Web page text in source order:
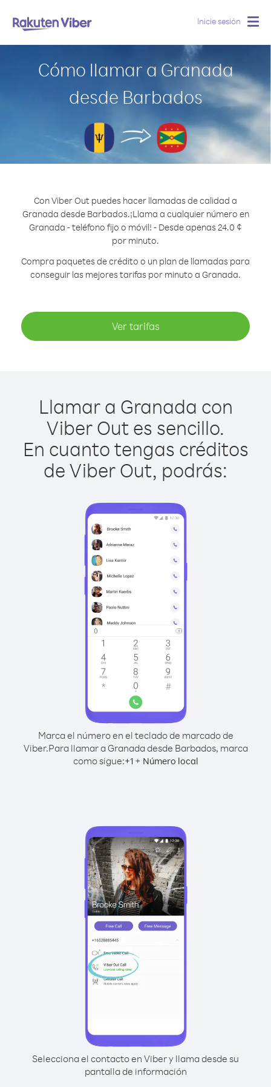
Inicie sesión
Cómo llamar a Granada
desde Barbados
Con Viber Out puedes hacer llamadas de calidad a
Granada desde Barbados.¡Llama a cualquier número en
Granada - teléfono fijo o móvil! - Desde apenas 24.0 ¢
por minuto.
Compra paquetes de crédito o un plan de llamadas para
conseguir las mejores tarifas por minuto a Granada.
Ver tarifas
Llamar a Granada con
Viber Out es sencillo.
En cuanto tengas créditos
de Viber Out, podrás:
Marca el número en el teclado de marcado de
Viber.Para llamar a Granada desde Barbados, marca
como sigue:+1+ Número local
Selecciona el contacto en Viber y llama desde su
pantalla de información